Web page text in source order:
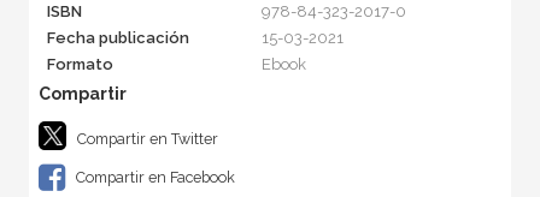
ISBN
978-84-323-2017-0
Fecha publicación
15-03-2021
Formato
Ebook
Compartir en Twitter
Compartir en Facebook